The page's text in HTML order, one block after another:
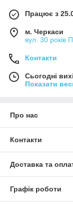
Працює з
м. Черкаси
вул. 30 років
Контакти
Сьогодні
Показати
Про нас
Контакти
Доставка та
Графік роботи